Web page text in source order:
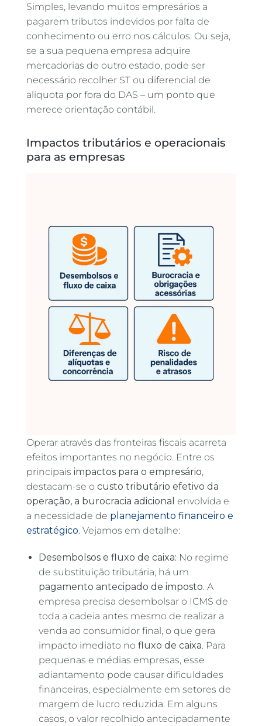
Simples, levando muitos empresários a
pagarem tributos indevidos por falta de
conhecimento ou erro nos cálculos. Ou seja,
se a sua pequena empresa adquire
mercadorias de outro estado, pode ser
necessário recolher ST ou diferencial de
alíquota por fora do DAS – um ponto que
merece orientação contábil.
Impactos tributários e operacionais
para as empresas
Operar através das fronteiras fiscais acarreta
efeitos importantes no negócio. Entre os
principais impactos para o empresário,
destacam-se o custo tributário efetivo da
operação, a burocracia adicional envolvida e
a necessidade de planejamento financeiro e
estratégico. Vejamos em detalhe:
Desembolsos e fluxo de caixa: No regime
de substituição tributária, há um
pagamento antecipado de imposto. A
empresa precisa desembolsar o ICMS de
toda a cadeia antes mesmo de realizar a
venda ao consumidor final, o que gera
impacto imediato no fluxo de caixa. Para
pequenas e médias empresas, esse
adiantamento pode causar dificuldades
financeiras, especialmente em setores de
margem de lucro reduzida. Em alguns
casos, o valor recolhido antecipadamente